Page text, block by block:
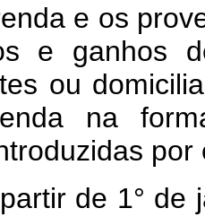
e os
e ganhos
ou
na
por
de 1°